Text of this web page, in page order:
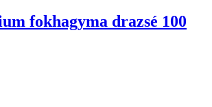
fokhagyma drazsé 100